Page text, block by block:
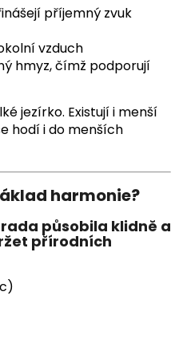
příjemný zvuk
vzduch
hmyz, čímž podporují
jezírko. Existují i menší
hodí i do menších
harmonie?
působila klidně a
přírodních